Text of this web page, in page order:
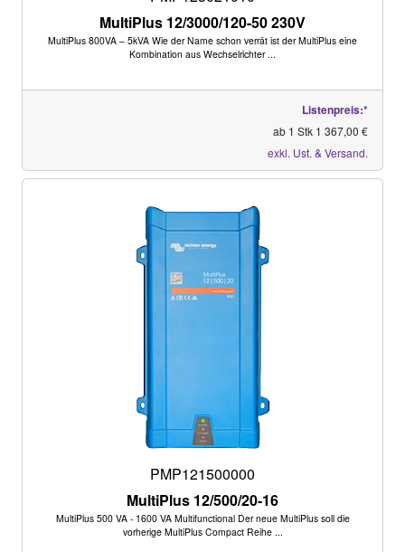
MultiPlus 12/3000/120-50 230V
MultiPlus 800VA – 5kVA Wie der Name schon verrät ist der MultiPlus eine
Kombination aus Wechselrichter ...
Listenpreis:*
ab 1 Stk 1 367,00 €
exkl. Ust. & Versand.
PMP121500000
MultiPlus 12/500/20-16
MultiPlus 500 VA - 1600 VA Multifunctional Der neue MultiPlus soll die
vorherige MultiPlus Compact Reihe ...